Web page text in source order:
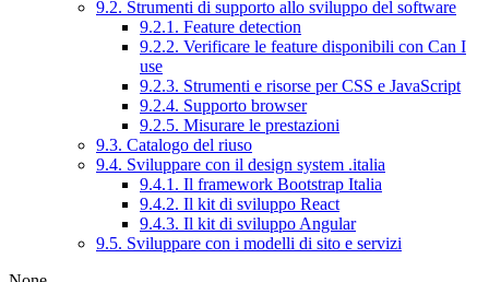
9.2. Strumenti di supporto allo sviluppo del software
9.2.1. Feature detection
9.2.2. Verificare le feature disponibili con Can I
use
9.2.3. Strumenti e risorse per CSS e JavaScript
9.2.4. Supporto browser
9.2.5. Misurare le prestazioni
9.3. Catalogo del riuso
9.4. Sviluppare con il design system .italia
9.4.1. Il framework Bootstrap Italia
9.4.2. Il kit di sviluppo React
9.4.3. Il kit di sviluppo Angular
9.5. Sviluppare con i modelli di sito e servizi